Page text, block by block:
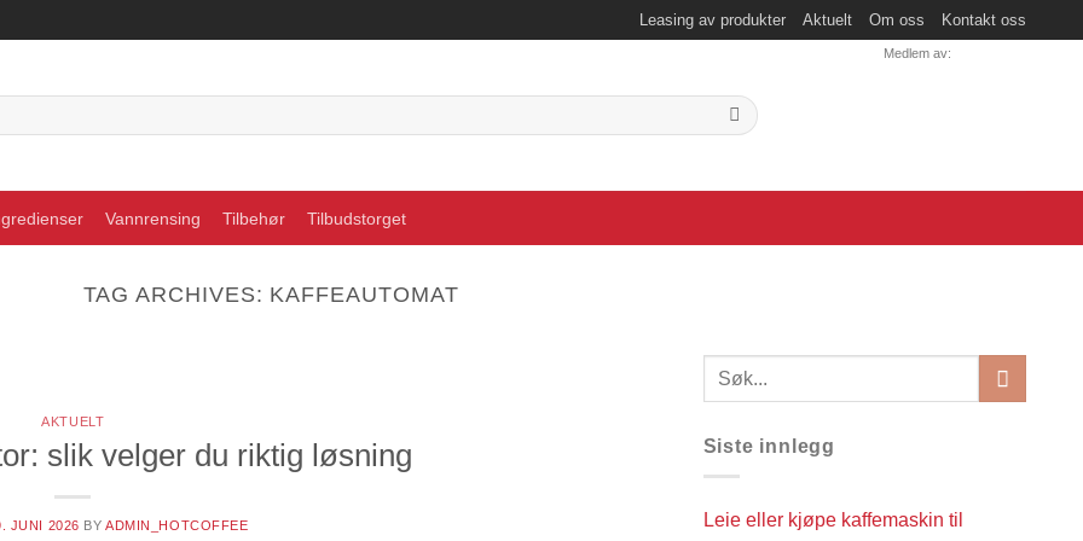
Leasing av produkter Aktuelt Om oss Kontakt oss
Medlem av:
Vannrensing Tilbehør Tilbudstorget
TAG ARCHIVES: KAFFEAUTOMAT
AKTUELT
slik velger du riktig løsning
JUNI 2026 BYADMIN_HOTCOFFEE
Siste innlegg
Leie eller kjøpe kaffemaskin til